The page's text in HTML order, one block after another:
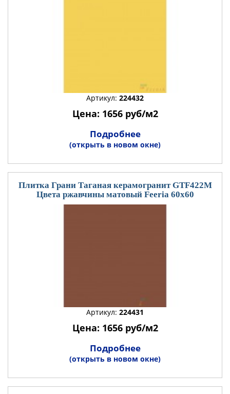
Артикул: 224432
Цена: 1656 руб/м2
Подробнее
(открыть в новом окне)
Плитка Грани Таганая керамогранит GTF422М
Цвета ржавчины матовый Feeria 60x60
Артикул: 224431
Цена: 1656 руб/м2
Подробнее
(открыть в новом окне)